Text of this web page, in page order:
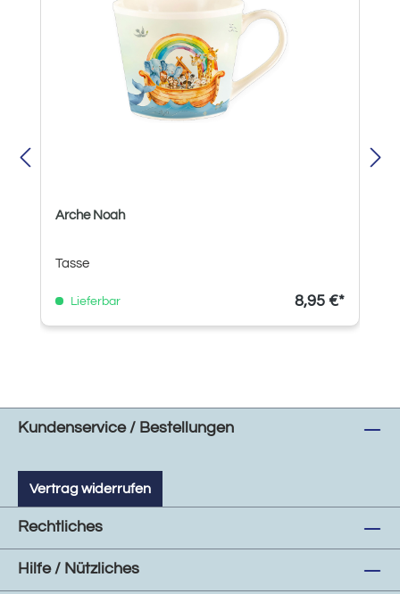
Arche Noah
Tasse
Lieferbar 8,95 €*
Kundenservice / Bestellungen
Vertrag widerrufen
Rechtliches
Hilfe / Nützliches